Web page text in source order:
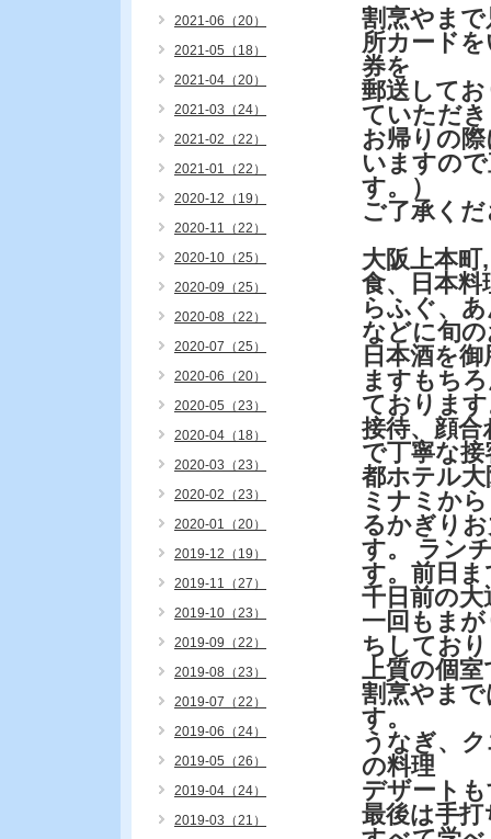
割烹やま
所カード
券を
郵送して
ていただ
お帰りの
いますの
す。）
ご了承く
大阪上本
食、日本
らふぐ、
などに旬
日本酒を
ますもち
ておりま
接待、顔
で丁寧な
都ホテル
ミナミか
るかぎり
す。 ラン
す。前日
千日前の
一回もま
ちしてお
上質の個
割烹やま
す。
うなぎ、
の料理
デザート
最後は手
2021-06（20）
2021-05（18）
2021-04（20）
2021-03（24）
2021-02（22）
2021-01（22）
2020-12（19）
2020-11（22）
2020-10（25）
2020-09（25）
2020-08（22）
2020-07（25）
2020-06（20）
2020-05（23）
2020-04（18）
2020-03（23）
2020-02（23）
2020-01（20）
2019-12（19）
2019-11（27）
2019-10（23）
2019-09（22）
2019-08（23）
2019-07（22）
2019-06（24）
2019-05（26）
2019-04（24）
2019-03（21）